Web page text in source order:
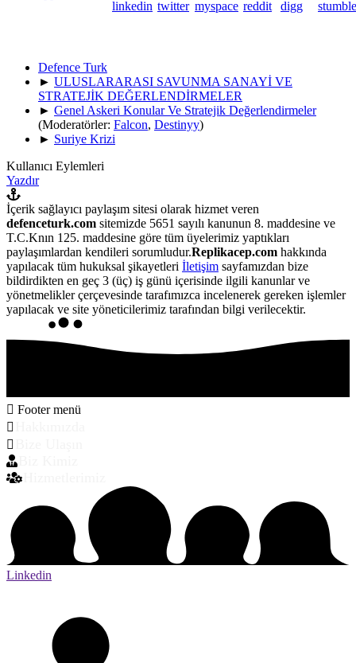
Defence Turk
► ULUSLARARASI SAVUNMA SANAYİ VE
STRATEJİK DEĞERLENDİRMELER
► Genel Askeri Konular Ve Stratejik Değerlendirmeler
(Moderatörler: Falcon, Destinyy)
► Suriye Krizi
Kullanıcı Eylemleri
Yazdır
İçerik sağlayıcı paylaşım sitesi olarak hizmet veren
defenceturk.com sitemizde 5651 sayılı kanunun 8. maddesine ve
T.C.Knın 125. maddesine göre tüm üyelerimiz yaptıkları
paylaşımlardan kendileri sorumludur.Replikacep.com hakkında
yapılacak tüm hukuksal şikayetleri İletişim sayfamızdan bize
bildirdikten en geç 3 (üç) iş günü içerisinde ilgili kanunlar ve
yönetmelikler çerçevesinde tarafımızca incelenerek gereken işlemler
yapılacak ve site yöneticilerimiz tarafından bilgi verilecektir.
Footer menü
Linkedin